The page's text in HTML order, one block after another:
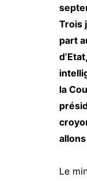
Trois
part
la
Le